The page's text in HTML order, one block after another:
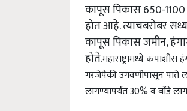
कापूस पिकास 650-1100
होत आहे. त्याचबरोबर
कापूस पिकास जमीन,
होते.महाराष्ट्रामध्ये
गरजेपैकी उगवणीपासून पाते
लागण्यापर्यंत 30% व बोंडे